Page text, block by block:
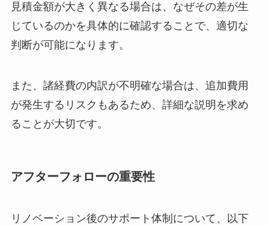
見積金額が大きく異なる場合は、なぜその差が生
じているのかを具体的に確認することで、適切な
判断が可能になります。
また、諸経費の内訳が不明確な場合は、追加費用
が発生するリスクもあるため、詳細な説明を求め
ることが大切です。
アフターフォローの重要性
リノベーション後のサポート体制について、以下